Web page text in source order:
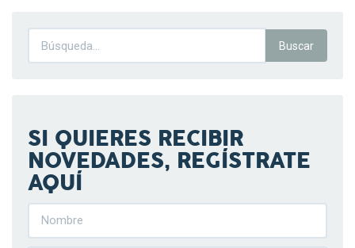
SI QUIERES RECIBIR
NOVEDADES, REGÍSTRATE
AQUÍ